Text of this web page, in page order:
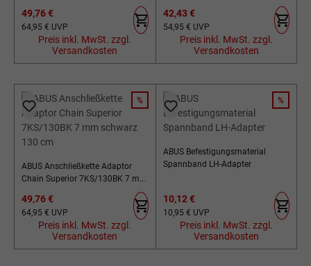
Verkaufspreis:
49,76 €
Regulärer Preis:
64,95 € UVP
Preis inkl. MwSt. zzgl.
Versandkosten
Verkaufspreis:
42,43 €
Regulärer Preis:
54,95 € UVP
Preis inkl. MwSt. zzgl.
Versandkosten
RABATT
%
ABUS Anschließkette Adaptor
Chain Superior 7KS/130BK 7 mm
Verkaufspreis:
49,76 €
Regulärer Preis:
64,95 € UVP
Preis inkl. MwSt. zzgl.
Versandkosten
RABATT
%
ABUS Befestigungsmaterial
Spannband LH-Adapter
Verkaufspreis:
10,12 €
Regulärer Preis:
10,95 € UVP
Preis inkl. MwSt. zzgl.
Versandkosten